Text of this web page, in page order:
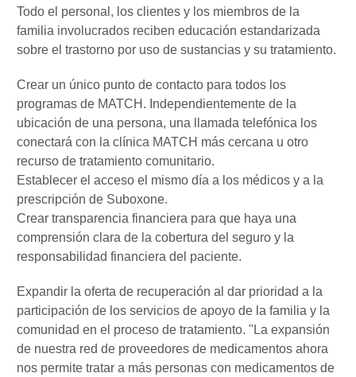
Todo el personal, los clientes y los miembros de la
familia involucrados reciben educación estandarizada
sobre el trastorno por uso de sustancias y su tratamiento.
Crear un único punto de contacto para todos los
programas de MATCH. Independientemente de la
ubicación de una persona, una llamada telefónica los
conectará con la clínica MATCH más cercana u otro
recurso de tratamiento comunitario.
Establecer el acceso el mismo día a los médicos y a la
prescripción de Suboxone.
Crear transparencia financiera para que haya una
comprensión clara de la cobertura del seguro y la
responsabilidad financiera del paciente.
Expandir la oferta de recuperación al dar prioridad a la
participación de los servicios de apoyo de la familia y la
comunidad en el proceso de tratamiento. "La expansión
de nuestra red de proveedores de medicamentos ahora
nos permite tratar a más personas con medicamentos de